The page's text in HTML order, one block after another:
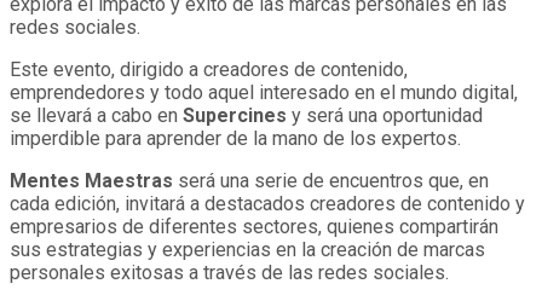
redes sociales.
Este evento, dirigido a creadores de contenido,
emprendedores y todo aquel interesado en el mundo digital,
se llevará a cabo en Supercines y será una oportunidad
imperdible para aprender de la mano de los expertos.
Mentes Maestras será una serie de encuentros que, en
cada edición, invitará a destacados creadores de contenido y
empresarios de diferentes sectores, quienes compartirán
sus estrategias y experiencias en la creación de marcas
personales exitosas a través de las redes sociales.